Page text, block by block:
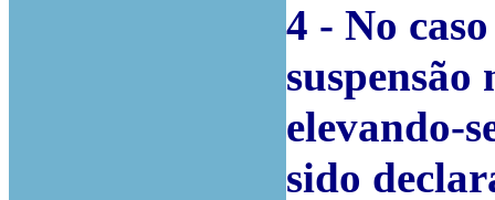
4 - No
elevando-
sido